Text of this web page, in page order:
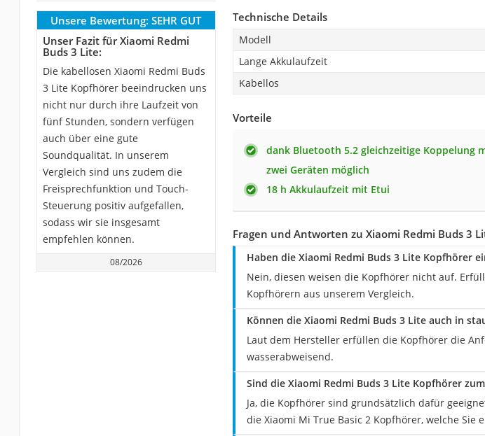
Unsere Bewertung: SEHR GUT
Unser Fazit für Xiaomi Redmi
Buds 3 Lite:
Die kabellosen Xiaomi Redmi Buds
3 Lite Kopfhörer beeindrucken uns
nicht nur durch ihre Laufzeit von
fünf Stunden, sondern verfügen
auch über eine gute
Soundqualität. In unserem
Vergleich sind uns zudem die
Freisprechfunktion und Touch-
Steuerung positiv aufgefallen,
sodass wir sie insgesamt
empfehlen können.
08/2026
Technische Details
Modell
Lange Akkulaufzeit
Kabellos
Vorteile
dank Bluetooth 5.2 gleichzeitige Koppelung
zwei Geräten möglich
18 h Akkulaufzeit mit Etui
Fragen und Antworten zu Xiaomi Redmi Buds 3
Haben die Xiaomi Redmi Buds 3 Lite Kopfhörer
Nein, diesen weisen die Kopfhörer nicht auf.
Kopfhörern aus unserem Vergleich.
Können die Xiaomi Redmi Buds 3 Lite auch in
Laut dem Hersteller erfüllen die Kopfhörer die
wasserabweisend.
Sind die Xiaomi Redmi Buds 3 Lite Kopfhörer
Ja, die Kopfhörer sind grundsätzlich dafür
die Xiaomi Mi True Basic 2 Kopfhörer, welche